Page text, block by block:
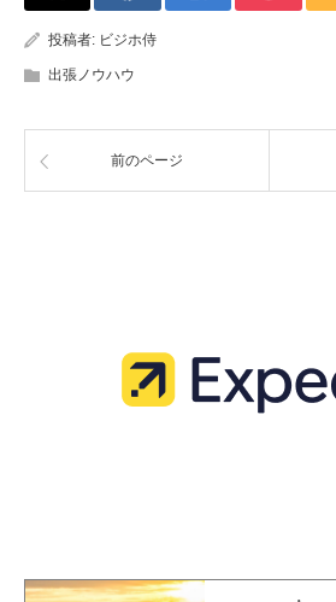
投稿者: ビジホ侍
出張ノウハウ
前のページ